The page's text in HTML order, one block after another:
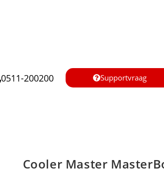
0511-200200 Supportvraag
Cooler Master